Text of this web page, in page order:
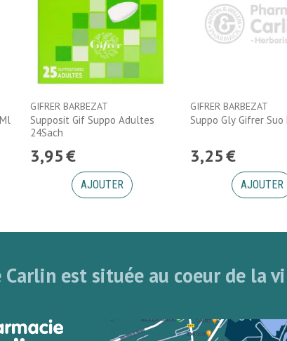
GIFRER BARBEZAT
Supposit Gif Suppo Adultes
24Sach
3,95€
AJOUTER
GIFRER BARBEZAT
Suppo Gly Gifrer
3,25€
AJOUTER
est située au coeur de la